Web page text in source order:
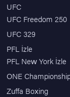
UFC
UFC Freedom 250
UFC 329
PFL İzle
PFL New York İzle
ONE
Zuffa Boxing